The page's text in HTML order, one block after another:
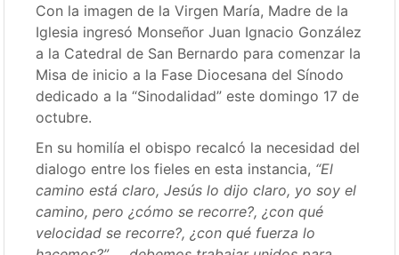
Con la imagen de la Virgen María, Madre de la
Iglesia ingresó Monseñor Juan Ignacio González
a la Catedral de San Bernardo para comenzar la
Misa de inicio a la Fase Diocesana del Sínodo
dedicado a la “Sinodalidad” este domingo 17 de
octubre.
En su homilía el obispo recalcó la necesidad del
dialogo entre los fieles en esta instancia, “El
camino está claro, Jesús lo dijo claro, yo soy el
camino, pero ¿cómo se recorre?, ¿con qué
velocidad se recorre?, ¿con qué fuerza lo